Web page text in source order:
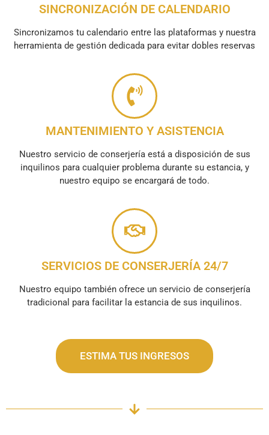
SINCRONIZACIÓN DE CALENDARIO
Sincronizamos tu calendario entre las plataformas y nuestra
herramienta de gestión dedicada para evitar dobles reservas
MANTENIMIENTO Y ASISTENCIA
Nuestro servicio de conserjería está a disposición de sus
inquilinos para cualquier problema durante su estancia, y
nuestro equipo se encargará de todo.
SERVICIOS DE CONSERJERÍA 24/7
Nuestro equipo también ofrece un servicio de conserjería
tradicional para facilitar la estancia de sus inquilinos.
ESTIMA TUS INGRESOS